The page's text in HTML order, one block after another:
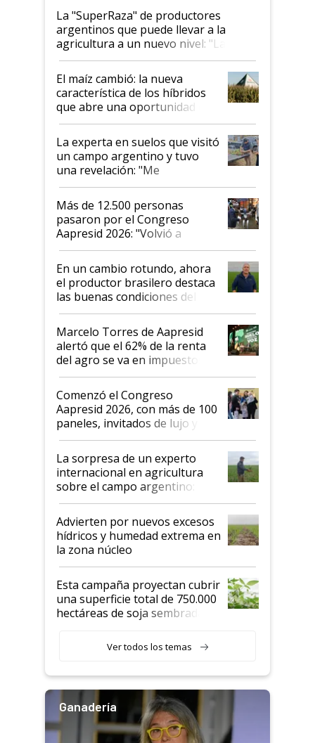
La "SuperRaza" de productores
argentinos que puede llevar a la
agricultura a un nuevo nivel: "Las
posibilidades de crecimiento son
infinitas"
El maíz cambió: la nueva
característica de los híbridos
que abre una oportunidad en
el lote
La experta en suelos que visitó
un campo argentino y tuvo
una revelación: "Me
impresionó mucho"
Más de 12.500 personas
pasaron por el Congreso
Aapresid 2026: "Volvió a
demostrar que hablar del
suelo es hablar de todo el
sistema productivo"
En un cambio rotundo, ahora
el productor brasilero destaca
las buenas condiciones del
agro argentino para invertir:
"Los veo más motivados"
Marcelo Torres de Aapresid
alertó que el 62% de la renta
del agro se va en impuestos:
"No es bueno que en
Argentina se sigan discutiendo
las mismas cosas de hace 50
años"
Comenzó el Congreso
Aapresid 2026, con más de 100
paneles, invitados de lujo y
todas las tendencias
La sorpresa de un experto
internacional en agricultura
sobre el campo argentino:
"Estoy muy impresionado"
Advierten por nuevos excesos
hídricos y humedad extrema en
la zona núcleo
Esta campaña proyectan cubrir
una superficie total de 750.000
hectáreas de soja sembradas
variedades que marcan un
salto tecnológico en genética y
Ver todos los temas
Ganadería